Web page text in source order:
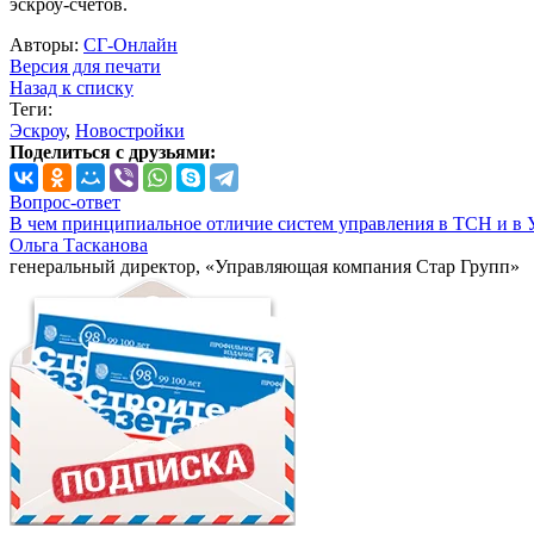
эскроу-счетов.
Авторы: СГ-Онлайн
Версия для печати
Назад к списку
Теги:
Эскроу, Новостройки
Поделиться с друзьями:
Вопрос-ответ
В чем принципиальное отличие систем управления в ТСН и в
Ольга Тасканова
генеральный директор, «Управляющая компания Стар Групп»